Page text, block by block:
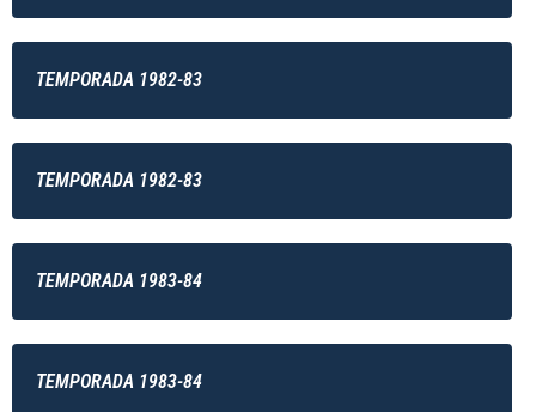
TEMPORADA 1982-83
TEMPORADA 1982-83
TEMPORADA 1983-84
TEMPORADA 1983-84